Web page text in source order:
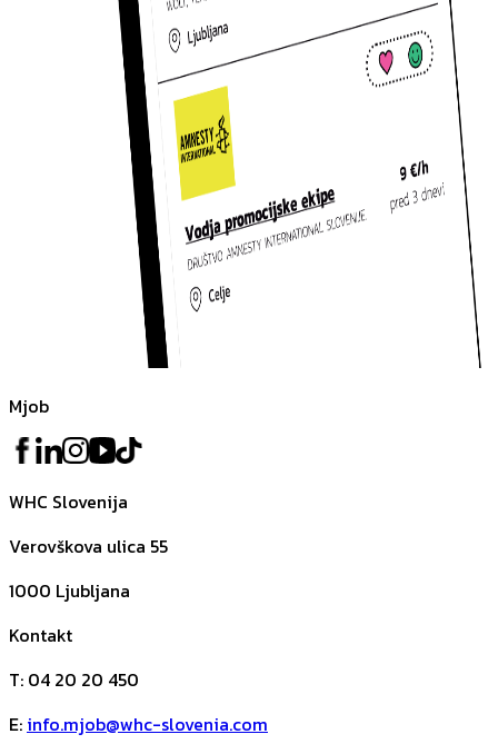
Mjob
WHC Slovenija
Verovškova ulica 55
1000 Ljubljana
Kontakt
T: 04 20 20 450
E: info.mjob@whc-slovenia.com